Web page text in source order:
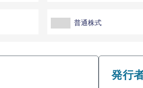
普通株式
発行